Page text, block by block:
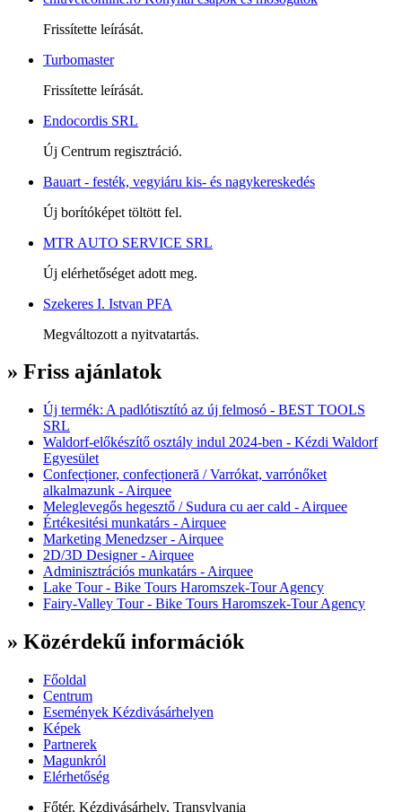
Frissítette leírását.
Turbomaster
Frissítette leírását.
Endocordis SRL
Új Centrum regisztráció.
Bauart - festék, vegyiáru kis- és nagykereskedés
Új borítóképet töltött fel.
MTR AUTO SERVICE SRL
Új elérhetőséget adott meg.
Szekeres I. Istvan PFA
Megváltozott a nyitvatartás.
» Friss ajánlatok
Új termék: A padlótisztító az új felmosó - BEST TOOLS
SRL
Waldorf-előkészítő osztály indul 2024-ben - Kézdi Waldorf
Egyesület
Confecționer, confecționeră / Varrókat, varrónőket
alkalmazunk - Airquee
Meleglevegős hegesztő / Sudura cu aer cald - Airquee
Értékesitési munkatárs - Airquee
Marketing Menedzser - Airquee
2D/3D Designer - Airquee
Adminisztrációs munkatárs - Airquee
Lake Tour - Bike Tours Haromszek-Tour Agency
Fairy-Valley Tour - Bike Tours Haromszek-Tour Agency
» Közérdekű információk
Főoldal
Centrum
Események Kézdivásárhelyen
Képek
Partnerek
Magunkról
Elérhetőség
Főtér, Kézdivásárhely, Transylvania